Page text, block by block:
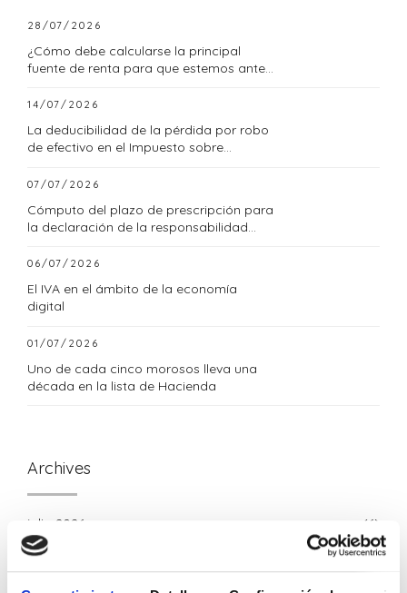
28/07/2026
¿Cómo debe calcularse la principal
fuente de renta para que estemos ante
14/07/2026
La deducibilidad de la pérdida por robo
de efectivo en el Impuesto sobre
07/07/2026
Cómputo del plazo de prescripción para
la declaración de la responsabilidad
06/07/2026
El IVA en el ámbito de la economía
digital
01/07/2026
Uno de cada cinco morosos lleva una
década en la lista de Hacienda
Archives
julio 2026 (6)